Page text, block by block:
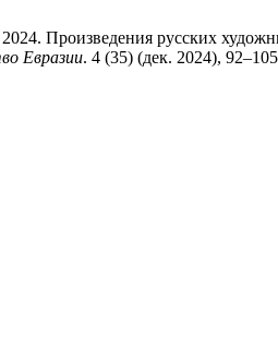
Произведения русских
Евразии. 4 (35) (дек. 2024),